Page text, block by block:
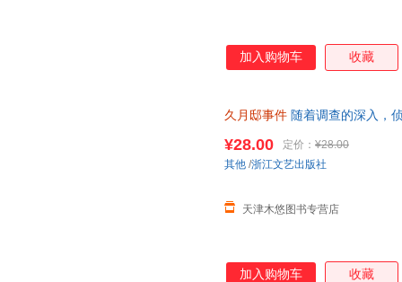
加入购物车 收藏
久月邸事件 随着调查的深入，
¥28.00 定价： ¥28.00
天津木悠图书专营店
其他 /浙江文艺出版社
加入购物车 收藏